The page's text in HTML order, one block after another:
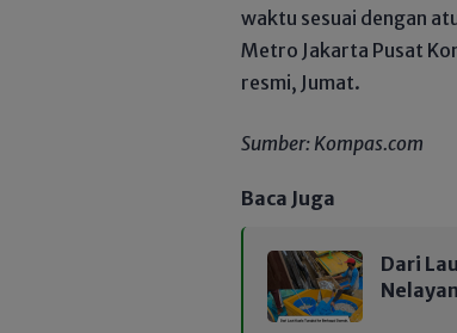
waktu sesuai dengan
Metro Jakarta Pusat
resmi, Jumat.
Sumber: Kompas.com
Baca Juga
Dari